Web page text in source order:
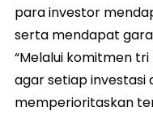
para investor
serta mendapat
“Melalui komitmen
agar setiap investasi
memperioritaskan